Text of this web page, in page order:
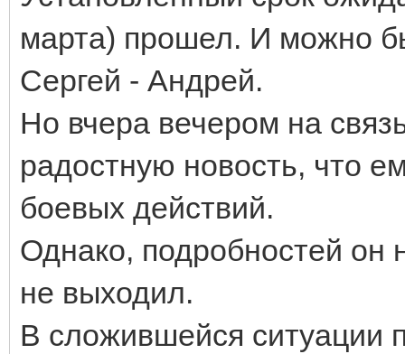
марта) прошел. И можно
Сергей - Андрей.
Но вчера вечером на
радостную новость, что
боевых действий.
Однако, подробностей он
не выходил.
В сложившейся ситуации